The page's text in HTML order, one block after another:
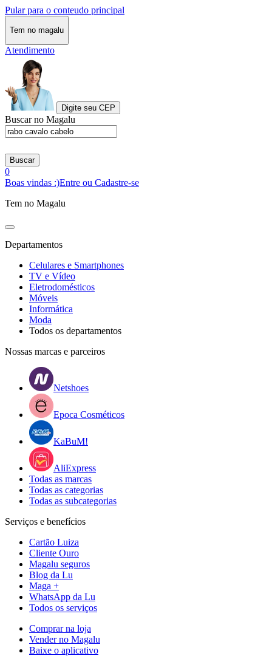
Pular para o conteudo principal
Tem no magalu
Atendimento
Digite seu CEP
Buscar no Magalu
Buscar
0
Boas vindas :)Entre ou Cadastre-se
Tem no Magalu
Departamentos
Celulares e Smartphones
TV e Vídeo
Eletrodomésticos
Móveis
Informática
Moda
Todos os departamentos
Nossas marcas e parceiros
Netshoes
Epoca Cosméticos
KaBuM!
AliExpress
Todas as marcas
Todas as categorias
Todas as subcategorias
Serviços e benefícios
Cartão Luiza
Cliente Ouro
Magalu seguros
Blog da Lu
Maga +
WhatsApp da Lu
Todos os serviços
Comprar na loja
Vender no Magalu
Baixe o aplicativo